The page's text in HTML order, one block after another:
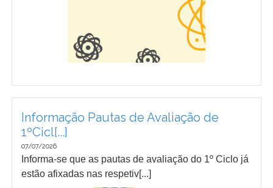
Informação Pautas de Avaliação de
1ºCicl[...]
07/07/2026
Informa-se que as pautas de avaliação do 1º Ciclo já
estão afixadas nas respetiv[...]